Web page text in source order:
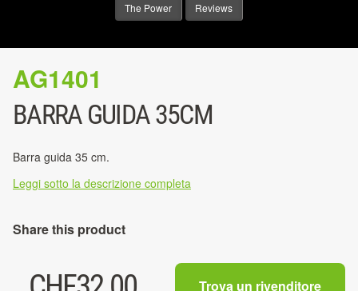
The Power Reviews
AG1401
BARRA GUIDA 35CM
Barra guida 35 cm.
Leggi sotto la descrizione completa
Share this product
Trova un rivenditore